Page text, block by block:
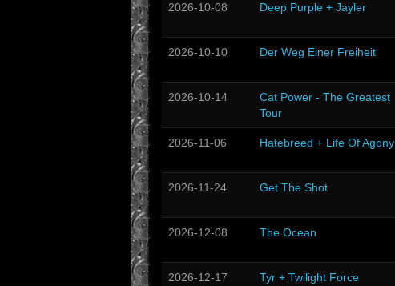
2026-10-08 Deep Purple + Jayler
2026-10-10 Der Weg Einer Freiheit
2026-10-14
Cat Power - The Greatest
Tour
2026-11-06 Hatebreed + Life Of Agony
2026-11-24 Get The Shot
2026-12-08 The Ocean
2026-12-17 Tyr + Twilight Force